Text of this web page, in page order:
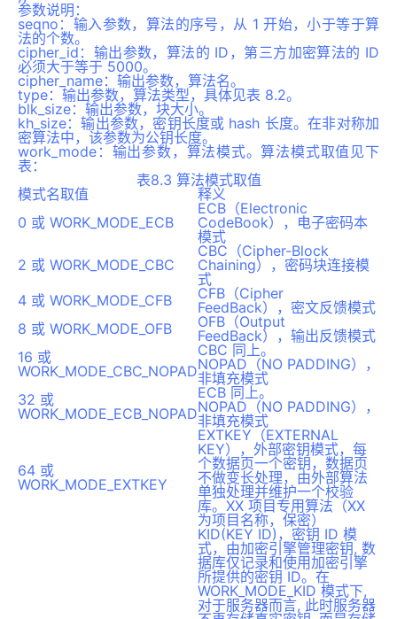
参数说明 ：
seqno：输入参数，算法的序号，从 1 开始，小于等于算
法的个数。
cipher_id：输出参数，算法的 ID，第三方加密算法的 ID
必须大于等于 5000。
cipher_name：输出参数，算法名。
type：输出参数，算法类型，具体见表 8.2。
blk_size：输出参数，块大小。
kh_size：输出参数，密钥长度或 hash 长度。在非对称加
密算法中，该参数为公钥长度。
work_mode：输出参数，算法模式。算法模式取值见下
表：
表8.3 算法模式取值
模式名取值
释义
0 或 WORK_MODE_ECB
ECB（Electronic
CodeBook），电子密码本
模式
2 或 WORK_MODE_CBC
CBC（Cipher-Block
Chaining），密码块连接模
式
4 或 WORK_MODE_CFB
CFB（Cipher
FeedBack），密文反馈模式
8 或 WORK_MODE_OFB
OFB（Output
FeedBack），输出反馈模式
16 或
WORK_MODE_CBC_NOPAD
CBC 同上。
NOPAD（NO PADDING），
非填充模式
32 或
WORK_MODE_ECB_NOPAD
ECB 同上。
NOPAD（NO PADDING），
非填充模式
64 或
WORK_MODE_EXTKEY
EXTKEY（EXTERNAL
KEY），外部密钥模式，每
个数据页一个密钥，数据页
不做变长处理，由外部算法
单独处理并维护一个校验
库。XX 项目专用算法（XX
为项目名称，保密）
KID(KEY ID)，密钥 ID 模
式，由加密引擎管理密钥, 数
据库仅记录和使用加密引擎
所提供的密钥 ID。在
WORK_MODE_KID 模式下,
对于服务器而言, 此时服务器